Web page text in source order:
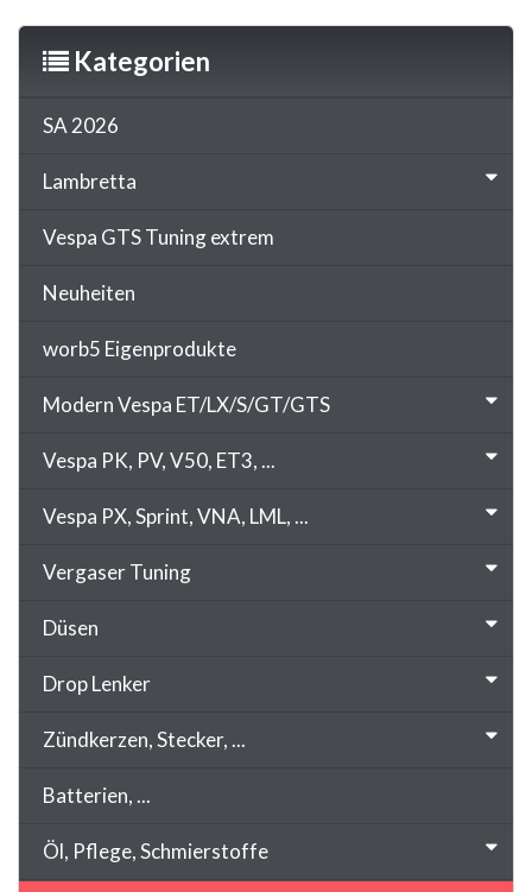
Kategorien
SA 2026
Lambretta
Vespa GTS Tuning extrem
Neuheiten
worb5 Eigenprodukte
Modern Vespa ET/LX/S/GT/GTS
Vespa PK, PV, V50, ET3, ...
Vespa PX, Sprint, VNA, LML, ...
Vergaser Tuning
Düsen
Drop Lenker
Zündkerzen, Stecker, ...
Batterien, ...
Öl, Pflege, Schmierstoffe